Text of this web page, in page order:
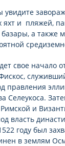
увидите
яхт и пляжей,
а также
свое начало
правления
Селеукоса.
и
власть
году был
в землям